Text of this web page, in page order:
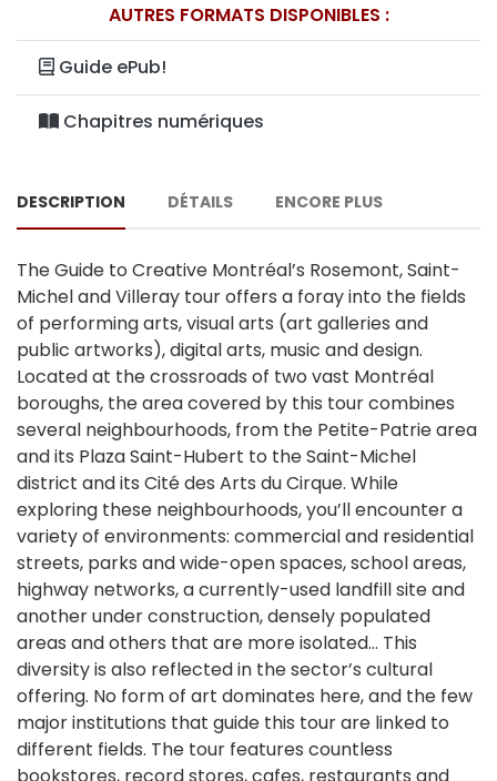
AUTRES FORMATS DISPONIBLES :
Guide ePub!
Chapitres numériques
DESCRIPTION DÉTAILS ENCORE PLUS
The Guide to Creative Montréal’s Rosemont, Saint-
Michel and Villeray tour offers a foray into the fields
of performing arts, visual arts (art galleries and
public artworks), digital arts, music and design.
Located at the crossroads of two vast Montréal
boroughs, the area covered by this tour combines
several neighbourhoods, from the Petite-Patrie area
and its Plaza Saint-Hubert to the Saint-Michel
district and its Cité des Arts du Cirque. While
exploring these neighbourhoods, you’ll encounter a
variety of environments: commercial and residential
streets, parks and wide-open spaces, school areas,
highway networks, a currently-used landfill site and
another under construction, densely populated
areas and others that are more isolated… This
diversity is also reflected in the sector’s cultural
offering. No form of art dominates here, and the few
major institutions that guide this tour are linked to
different fields. The tour features countless
bookstores, record stores, cafes, restaurants and